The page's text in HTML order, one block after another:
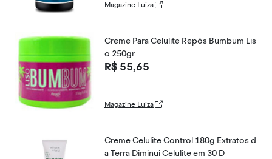
Magazine Luiza
Creme Para Celulite Repós Bumbum Lis
o 250gr
R$ 55,65
Magazine Luiza
Creme Celulite Control 180g Extratos d
a Terra Diminui Celulite em 30 D